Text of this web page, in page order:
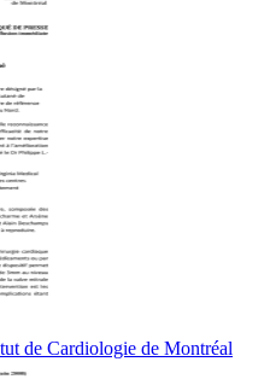
de Cardiologie de Montréal